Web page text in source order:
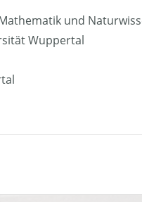
und
Wuppertal